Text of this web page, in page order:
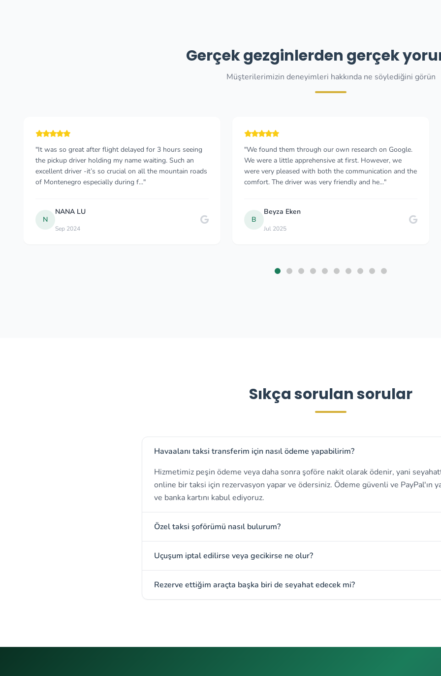
Gerçek gezginlerden gerçek
Müşterilerimizin deneyimleri hakkında ne söylediğini görün
"We found them through our own research on Google.
We were a little apprehensive at first. However, we
were very pleased with both the communication and the
comfort. The driver was very friendly and he..."
B
Beyza Eken
Jul 2025
"Emergency transfer from Dubrovnik to Budvar in
Montenegro, this company is professional and knows
how to short-cut the border queues. ‘Impressive’ would
be the word when comparing to my friends who re..."
A
ALEX ALCOE
Aug 2021
Sıkça sorulan sorular
Havaalanı taksi transferim için nasıl ödeme yapabilirim?
Hizmetimiz peşin ödeme veya daha sonra şoföre nakit olarak ödenir, yani
online bir taksi için rezervasyon yapar ve ödersiniz. Ödeme güvenli ve PayPal'ın
ve banka kartını kabul ediyoruz.
Özel taksi şoförümü nasıl bulurum?
Uçuşum iptal edilirse veya gecikirse ne olur?
Rezerve ettiğim araçta başka biri de seyahat edecek mi?